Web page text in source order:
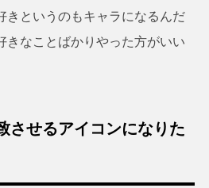
きというのもキャラになるんだ
きなことばかりやった方がいい
させるアイコンになりた